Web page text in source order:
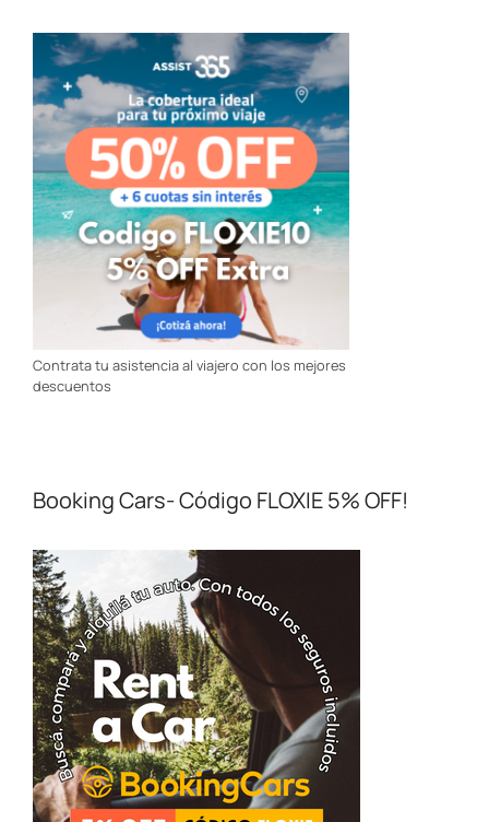
Contrata tu asistencia al viajero con los mejores
descuentos
Booking Cars- Código FLOXIE 5% OFF!